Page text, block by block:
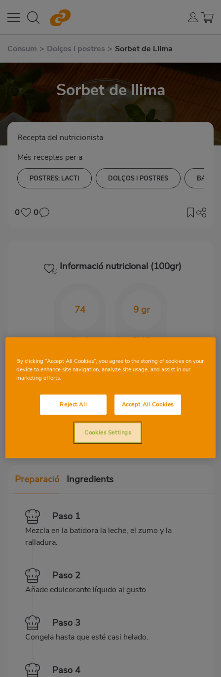
Consum > Dolços i postres > Sorbet de Llima
Sorbet de llima
Recepta del nutricionista
Més receptes per a
POSTRES: LACTI DOLÇOS I POSTRES BAIXA
0 0
Informació nutricional (100gr)
74
Kcal
9 gr
CHO
gr
Proteïnes
gr
Greix
Preparació Ingredients
Paso 1
Mezcla en la batidora la leche, el zumo y la
ralladura.
Paso 2
Añade edulcorante líquido al gusto
Paso 3
Congela hasta que esté casi helado.
Paso 4
By clicking “Accept All Cookies”, you agree to the storing of cookies on your
device to enhance site navigation, analyze site usage, and assist in our
marketing efforts.
Reject All Accept All Cookies
Cookies Settings